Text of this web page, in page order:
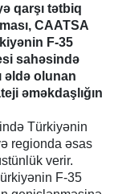
qarşı tətbiq
CAATSA
F-35
sahəsində
əldə olunan
əməkdaşlığın
Türkiyənin
regionda əsas
verir.
F-35